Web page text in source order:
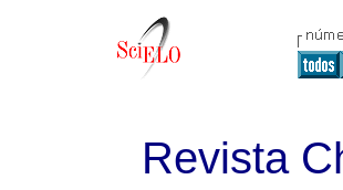
Revista